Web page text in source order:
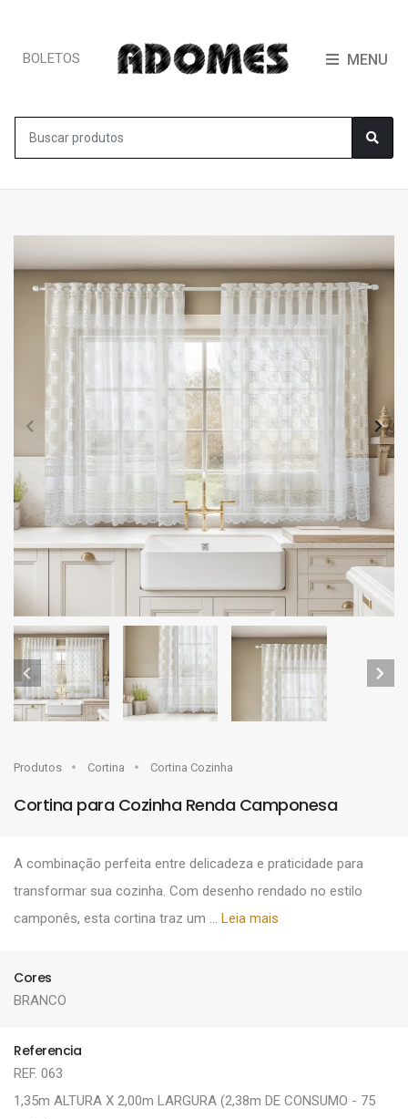
BOLETOS MENU
Produtos Cortina Cortina Cozinha
Cortina para Cozinha Renda Camponesa
A combinação perfeita entre delicadeza e praticidade para
transformar sua cozinha. Com desenho rendado no estilo
camponês, esta cortina traz um ... Leia mais
Cores
BRANCO
Referencia
REF. 063
1,35m ALTURA X 2,00m LARGURA (2,38m DE CONSUMO - 75